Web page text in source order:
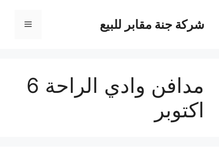
المحتوىشركة جنة مقابر للبيع القائمة
مدافن وادي الراحة 6
اكتوبر